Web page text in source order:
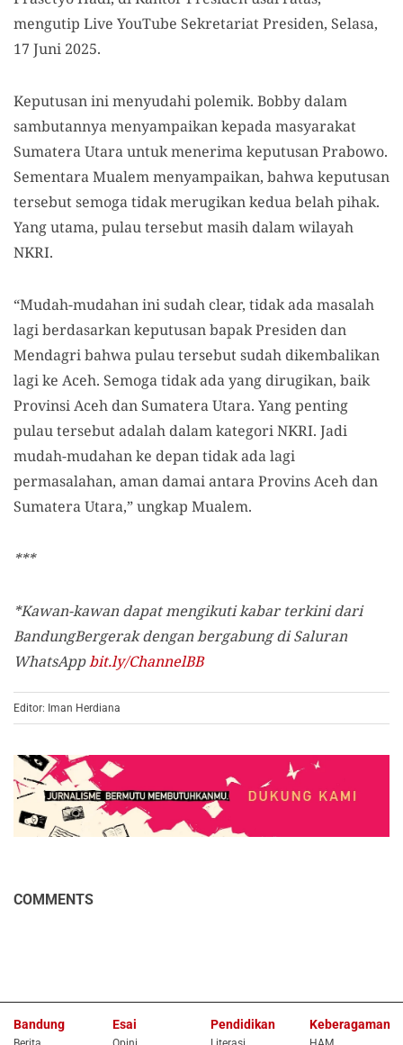
mengutip Live YouTube Sekretariat Presiden, Selasa,
17 Juni 2025.
Keputusan ini menyudahi polemik. Bobby dalam
sambutannya menyampaikan kepada masyarakat
Sumatera Utara untuk menerima keputusan Prabowo.
Sementara Mualem menyampaikan, bahwa keputusan
tersebut semoga tidak merugikan kedua belah pihak.
Yang utama, pulau tersebut masih dalam wilayah
NKRI.
“Mudah-mudahan ini sudah clear, tidak ada masalah
lagi berdasarkan keputusan bapak Presiden dan
Mendagri bahwa pulau tersebut sudah dikembalikan
lagi ke Aceh. Semoga tidak ada yang dirugikan, baik
Provinsi Aceh dan Sumatera Utara. Yang penting
pulau tersebut adalah dalam kategori NKRI. Jadi
mudah-mudahan ke depan tidak ada lagi
permasalahan, aman damai antara Provins Aceh dan
Sumatera Utara,” ungkap Mualem.
***
*Kawan-kawan dapat mengikuti kabar terkini dari
BandungBergerak dengan bergabung di Saluran
WhatsAppbit.ly/ChannelBB
Editor: Iman Herdiana
COMMENTS
Bandung Esai Pendidikan Keberagaman